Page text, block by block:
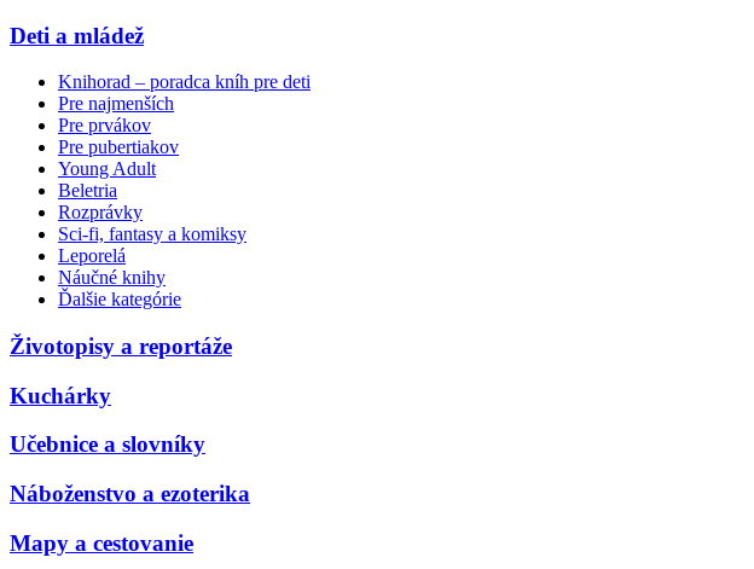
Deti a mládež
Knihorad – poradca kníh pre deti
Pre najmenších
Pre prvákov
Pre pubertiakov
Young Adult
Beletria
Rozprávky
Sci-fi, fantasy a komiksy
Leporelá
Náučné knihy
Ďalšie kategórie
Životopisy a reportáže
Kuchárky
Učebnice a slovníky
Náboženstvo a ezoterika
Mapy a cestovanie